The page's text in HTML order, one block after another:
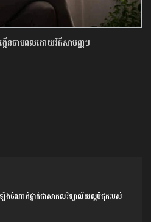
ង្កើនថាមពលដោយវិធីសាមញ្ញៗ
ស
ចំណាត់ថ្នាក់ជាសាកលវិទ្យាល័យ​ល្អបំផុត​របស់